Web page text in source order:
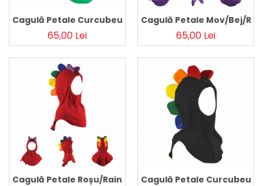
Cagulă Petale Curcubeu Teal
65,00 Lei
Cagulă Petale Mov/Bej/Roz
65,00 Lei
Cagulă Petale Roșu/Rainbow Cagulă Petale Curcubeu